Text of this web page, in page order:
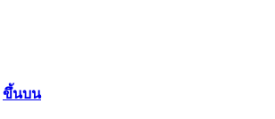
ขึ้นบน